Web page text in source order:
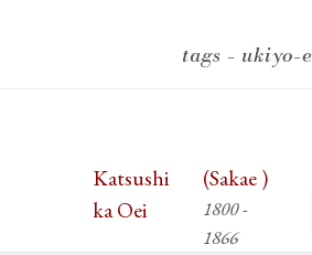
tags - ukiyo-e
Katsushi
ka Oei
(Sakae )
1800 -
1866